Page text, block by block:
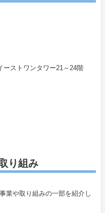
ストワンタワー21～24階
り組み
業や取り組みの一部を紹介し